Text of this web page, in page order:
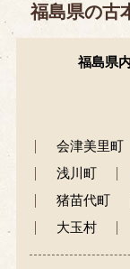
福島県の古
福島県
会津美里町
浅川町
猪苗代町
大玉村